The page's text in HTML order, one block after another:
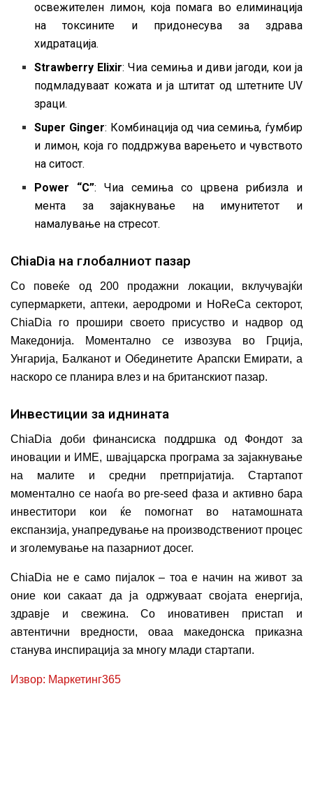
освежителен лимон, која помага во елиминација
на токсините и придонесува за здрава
хидратација.
Strawberry Elixir: Чиа семиња и диви јагоди, кои ја
подмладуваат кожата и ја штитат од штетните UV
зраци.
Super Ginger: Комбинација од чиа семиња, ѓумбир
и лимон, која го поддржува варењето и чувството
на ситост.
Power “C”: Чиа семиња со црвена рибизла и
мента за зајакнување на имунитетот и
намалување на стресот.
ChiaDia на глобалниот пазар
Со повеќе од 200 продажни локации, вклучувајќи
супермаркети, аптеки, аеродроми и HoReCa секторот,
ChiaDia го прошири своето присуство и надвор од
Македонија. Моментално се извозува во Грција,
Унгарија, Балканот и Обединетите Арапски Емирати, а
наскоро се планира влез и на британскиот пазар.
Инвестиции за иднината
ChiaDia доби финансиска поддршка од Фондот за
иновации и ИМЕ, швајцарска програма за зајакнување
на малите и средни претпријатија. Стартапот
моментално се наоѓа во pre-seed фаза и активно бара
инвеститори кои ќе помогнат во натамошната
експанзија, унапредување на производствениот процес
и зголемување на пазарниот досег.
ChiaDia не е само пијалок – тоа е начин на живот за
оние кои сакаат да ја одржуваат својата енергија,
здравје и свежина. Со иновативен пристап и
автентични вредности, оваа македонска приказна
станува инспирација за многу млади стартапи.
Извор: Маркетинг365